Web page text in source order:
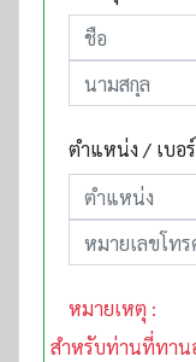
ตำแหน่ง / เบอ
หมายเหตุ :
สำหรับท่านที่ทาน